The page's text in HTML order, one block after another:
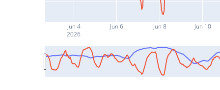
Jun 4
2026
Jun 6 Jun 8 Jun 10